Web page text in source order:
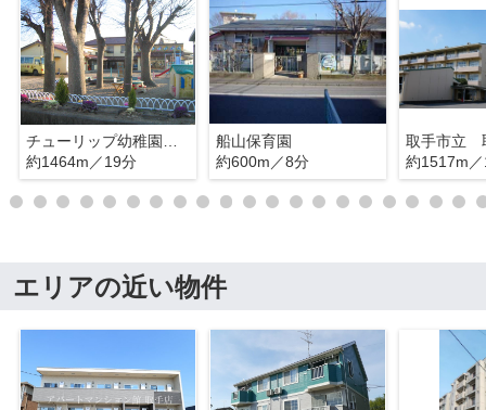
約1464m／19分
船山保育園
約600m／8分
約1517m
エリアの近い物件